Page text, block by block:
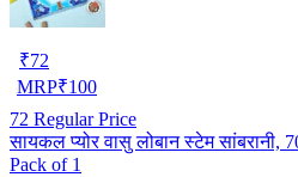
₹72
MRP₹100
72 Regular Price
सायकल प्योर वासु लोबान स्टेम सांबरानी,
Pack of 1